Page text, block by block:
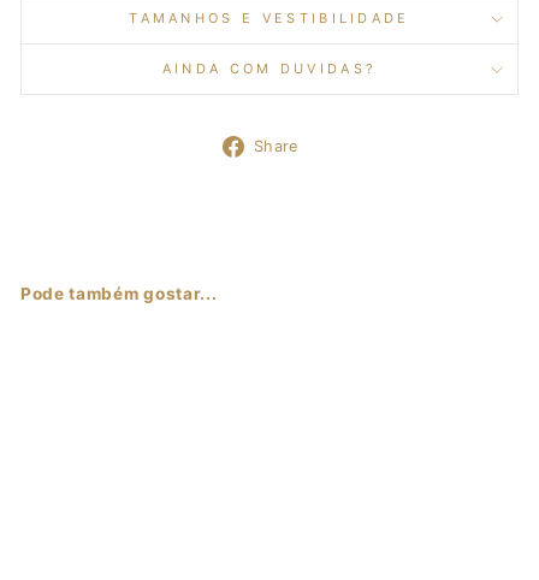
TAMANHOS E VESTIBILIDADE
AINDA COM DUVIDAS?
Share
Pode também gostar...